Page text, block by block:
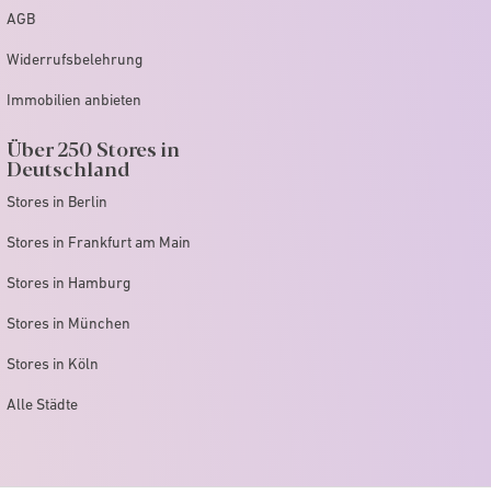
AGB
Widerrufsbelehrung
Immobilien anbieten
Über 250 Stores in
Deutschland
Stores in Berlin
Stores in Frankfurt am Main
Stores in Hamburg
Stores in München
Stores in Köln
Alle Städte